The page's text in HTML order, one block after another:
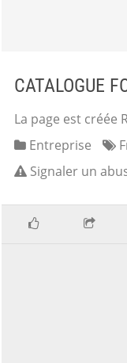
CATALOGUE
La page est créée
Entreprise
Signaler un